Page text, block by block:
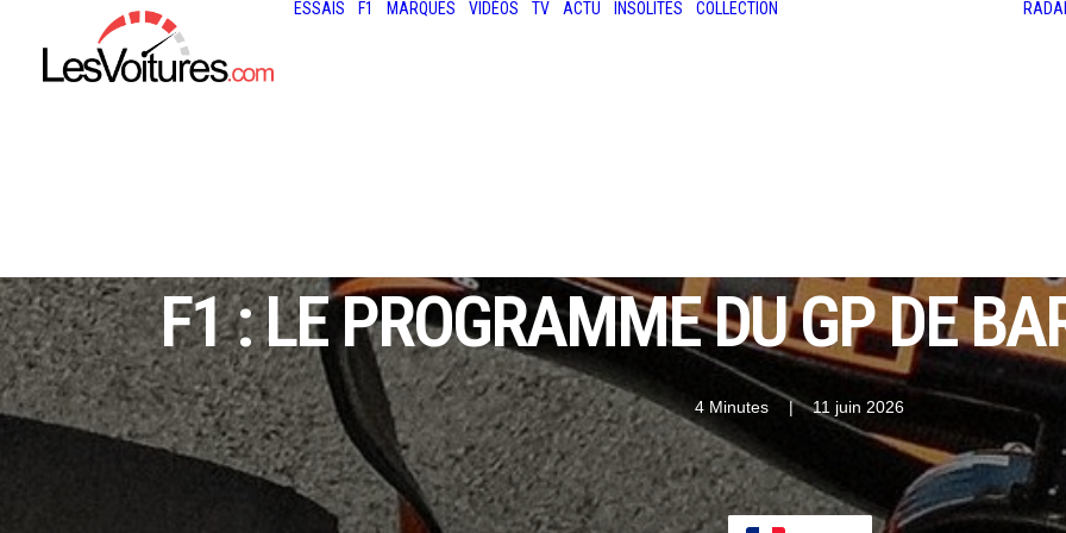
ESSAIS F1 MARQUES VIDÉOS TV ACTU INSOLITES COLLECTION
F1 : LE PROGRAMME DU GP DE
4 Minutes | 11 juin 2026